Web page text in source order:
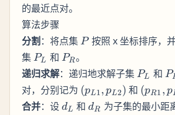
的最近点对。
算法步骤
分割 ：将点集 P
P按照 x 坐标排序，
集 P_L
PL 和 P_R
PR。
递归求解：递归地求解子集 P_L
PL 和 P
对，分别记为 (p_{L1},
p_{L2})
(pL1, pL2) 和 (pR1 , p
合并：设d_L
dL 和 d_R
dR 为子集的最小距